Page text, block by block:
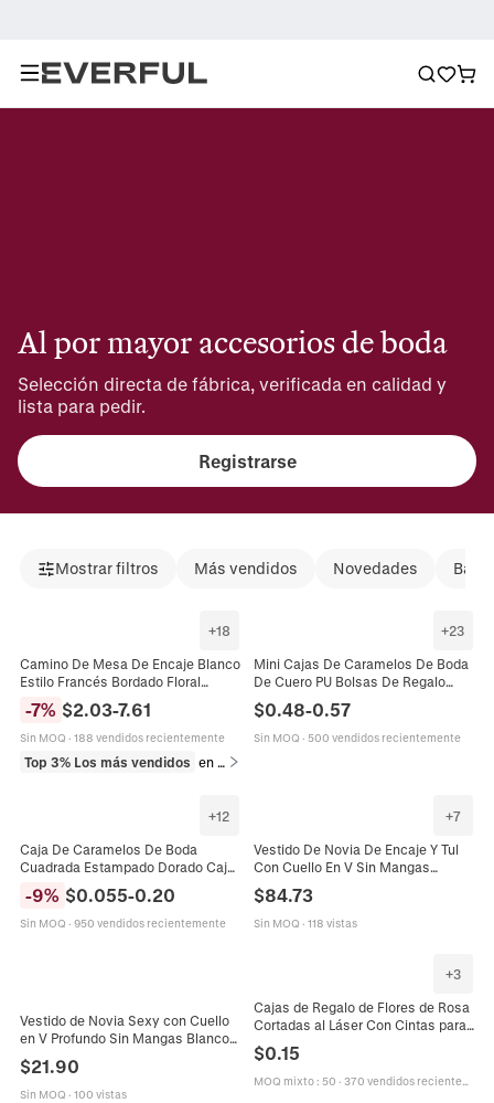
Al por mayor accesorios de boda
Selección directa de fábrica, verificada en calidad y
lista para pedir.
Registrarse
Mostrar filtros Más vendidos Novedades
+18
Camino De Mesa De Encaje Blanco
Estilo Francés Bordado Floral
Rectangular Borde Festoneado
Decoración Boda Mesa De
Comedor
-7% $2.03-7.61
Sin MOQ · 188 vendidos recientemente
Top 3% Los más vendidos en Cocina y comedor
+23
Mini Cajas De Caramelos De Boda
De Cuero PU Bolsas De Regalo
Portátiles Con Cinta Y Colgante De
Metal Para Fiesta
$0.48-0.57
Sin MOQ · 500 vendidos recientemente
+12
Caja De Caramelos De Boda
Cuadrada Estampado Dorado Caja
De Regalo De Cartón Con Lazo De
Cinta Para Fiesta
-9% $0.055-0.20
Sin MOQ · 950 vendidos recientemente
+7
Vestido De Novia De Encaje Y Tul
Con Cuello En V Sin Mangas
Apliques Florales Tirantes Dobles
Línea A Marfil
$84.73
Sin MOQ · 118 vistas
Vestido de Novia Sexy con Cuello
en V Profundo Sin Mangas Blanco
Encaje Bordado Floral Cola de
Sirena Banquete Fiesta Vestido
Largo
$21.90
Sin MOQ · 100 vistas
+3
Cajas de Regalo de Flores de Rosa
Cortadas al Láser Con Cintas para
Boda Fiesta San Valentín Dulces
Chocolate Embalaje Papel
$0.15
MOQ mixto: 50 · 370 vendidos recientemente